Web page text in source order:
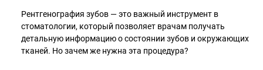
Рентгенография зубов — это важный инструмент в
стоматологии, который позволяет врачам получать
детальную информацию о состоянии зубов и окружающих
тканей. Но зачем же нужна эта процедура?